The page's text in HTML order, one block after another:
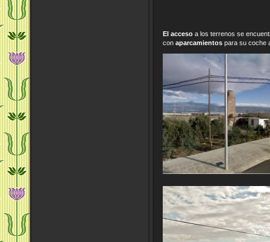
El acceso a los terrenos se
con aparcamientos para su coche